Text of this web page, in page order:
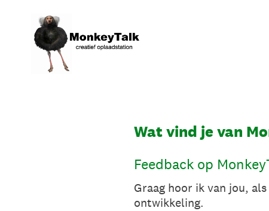
Wat vind je van
Feedback op
Graag hoor ik van jou,
ontwikkeling.